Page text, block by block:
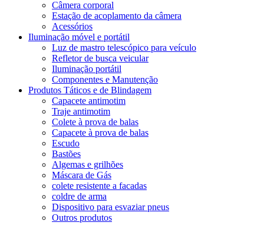
Câmera corporal
Estação de acoplamento da câmera
Acessórios
Iluminação móvel e portátil
Luz de mastro telescópico para veículo
Refletor de busca veicular
Iluminação portátil
Componentes e Manutenção
Produtos Táticos e de Blindagem
Capacete antimotim
Traje antimotim
Colete à prova de balas
Capacete à prova de balas
Escudo
Bastões
Algemas e grilhões
Máscara de Gás
colete resistente a facadas
coldre de arma
Dispositivo para esvaziar pneus
Outros produtos